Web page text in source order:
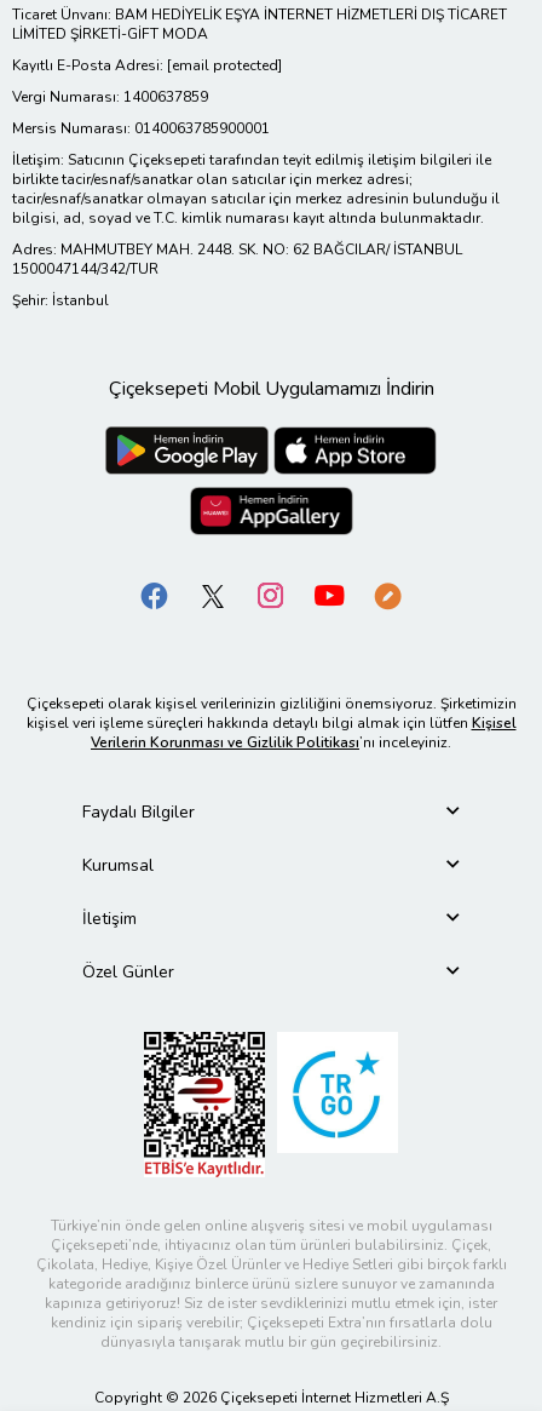
Ticaret Ünvanı: BAM HEDİYELİK EŞYA İNTERNET HİZMETLERİ DIŞ TİCARET
LİMİTED ŞİRKETİ-GİFT MODA
Kayıtlı E-Posta Adresi: [email protected]
Vergi Numarası: 1400637859
Mersis Numarası: 0140063785900001
İletişim: Satıcının Çiçeksepeti tarafından teyit edilmiş iletişim bilgileri ile
birlikte tacir/esnaf/sanatkar olan satıcılar için merkez adresi;
tacir/esnaf/sanatkar olmayan satıcılar için merkez adresinin bulunduğu il
bilgisi, ad, soyad ve T.C. kimlik numarası kayıt altında bulunmaktadır.
Adres: MAHMUTBEY MAH. 2448. SK. NO: 62 BAĞCILAR/ İSTANBUL
1500047144/342/TUR
Şehir: İstanbul
Çiçeksepeti Mobil Uygulamamızı İndirin
Çiçeksepeti olarak kişisel verilerinizin gizliliğini önemsiyoruz. Şirketimizin
kişisel veri işleme süreçleri hakkında detaylı bilgi almak için lütfen Kişisel
Verilerin Korunması ve Gizlilik Politikası’nı inceleyiniz.
Faydalı Bilgiler
Kurumsal
İletişim
Özel Günler
Türkiye’nin önde gelen online alışveriş sitesi ve mobil uygulaması
Çiçeksepeti’nde, ihtiyacınız olan tüm ürünleri bulabilirsiniz. Çiçek,
Çikolata, Hediye, Kişiye Özel Ürünler ve Hediye Setleri gibi birçok farklı
kategoride aradığınız binlerce ürünü sizlere sunuyor ve zamanında
kapınıza getiriyoruz! Siz de ister sevdiklerinizi mutlu etmek için, ister
kendiniz için sipariş verebilir; Çiçeksepeti Extra’nın fırsatlarla dolu
dünyasıyla tanışarak mutlu bir gün geçirebilirsiniz.
Copyright © 2026 Çiçeksepeti İnternet Hizmetleri A.Ş